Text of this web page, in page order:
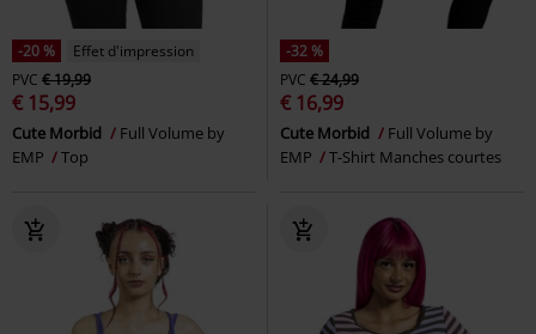
-20 %
Effet d'impression
PVC € 19,99
€ 15,99
Cute Morbid
Full Volume by
EMP
Top
-32 %
PVC € 24,99
€ 16,99
Cute Morbid
Full Volume by
EMP
T-Shirt Manches courtes